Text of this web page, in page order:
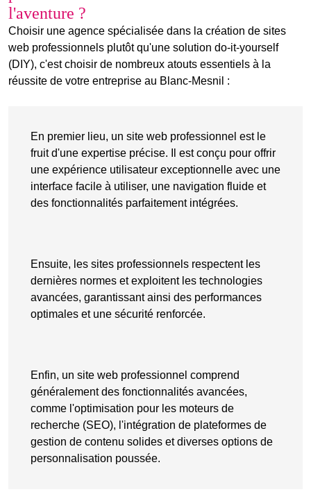
l'aventure ?
Choisir une agence spécialisée dans la création de sites
web professionnels plutôt qu'une solution do-it-yourself
(DIY), c'est choisir de nombreux atouts essentiels à la
réussite de votre entreprise au Blanc-Mesnil :
En premier lieu, un site web professionnel est le
fruit d'une expertise précise. Il est conçu pour offrir
une expérience utilisateur exceptionnelle avec une
interface facile à utiliser, une navigation fluide et
des fonctionnalités parfaitement intégrées.
Ensuite, les sites professionnels respectent les
dernières normes et exploitent les technologies
avancées, garantissant ainsi des performances
optimales et une sécurité renforcée.
Enfin, un site web professionnel comprend
généralement des fonctionnalités avancées,
comme l'optimisation pour les moteurs de
recherche (SEO), l'intégration de plateformes de
gestion de contenu solides et diverses options de
personnalisation poussée.